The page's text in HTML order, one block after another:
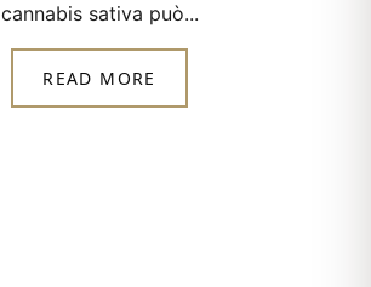
cannabis sativa può...
READ MORE